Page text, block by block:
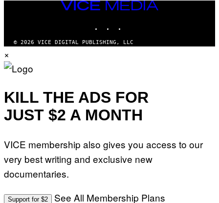
VICE
MEDIA
© 2026 VICE DIGITAL PUBLISHING, LLC
×
KILL THE ADS FOR
JUST $2 A MONTH
VICE membership also gives you access to our
very best writing and exclusive new
documentaries.
Support for $2 See All Membership Plans